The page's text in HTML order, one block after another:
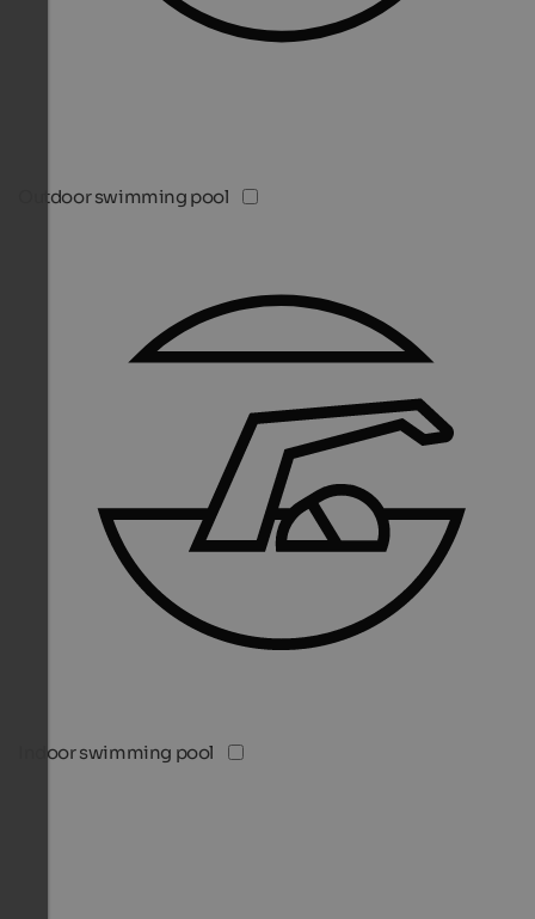
Outdoor swimming pool
Indoor swimming pool